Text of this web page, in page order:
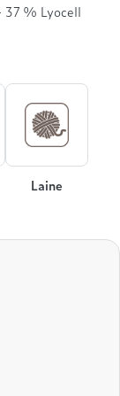
% Lyocell
Laine